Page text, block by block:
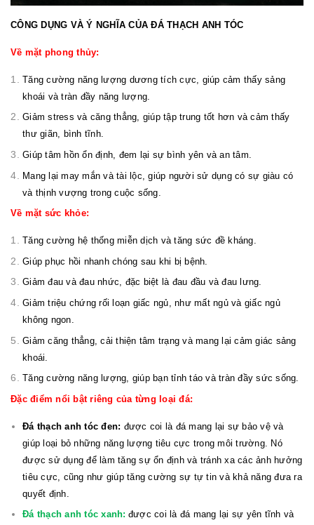
CÔNG DỤNG VÀ Ý NGHĨA CỦA ĐÁ THẠCH ANH TÓC
Về mặt phong thủy:
Tăng cường năng lượng dương tích cực, giúp cảm thấy sảng
khoái và tràn đầy năng lượng.
Giảm stress và căng thẳng, giúp tập trung tốt hơn và cảm thấy
thư giãn, bình tĩnh.
Giúp tâm hồn ổn định, đem lại sự bình yên và an tâm.
Mang lại may mắn và tài lộc, giúp người sử dụng có sự giàu có
và thịnh vượng trong cuộc sống.
Về mặt sức khỏe:
Tăng cường hệ thống miễn dịch và tăng sức đề kháng.
Giúp phục hồi nhanh chóng sau khi bị bệnh.
Giảm đau và đau nhức, đặc biệt là đau đầu và đau lưng.
Giảm triệu chứng rối loạn giấc ngủ, như mất ngủ và giấc ngủ
không ngon.
Giảm căng thẳng, cải thiện tâm trạng và mang lại cảm giác sảng
khoái.
Tăng cường năng lượng, giúp bạn tỉnh táo và tràn đầy sức sống.
Đặc điểm nổi bật riêng của từng loại đá:
Đá thạch anh tóc đen: được coi là đá mang lại sự bảo vệ và
giúp loại bỏ những năng lượng tiêu cực trong môi trường. Nó
được sử dụng để làm tăng sự ổn định và tránh xa các ảnh hưởng
tiêu cực, cũng như giúp tăng cường sự tự tin và khả năng đưa ra
quyết định.
Đá thạch anh tóc xanh: được coi là đá mang lại sự yên tĩnh và